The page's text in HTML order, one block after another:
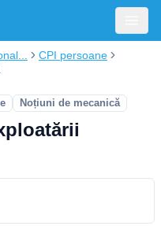
CPI persoane
Noțiuni de mecanică